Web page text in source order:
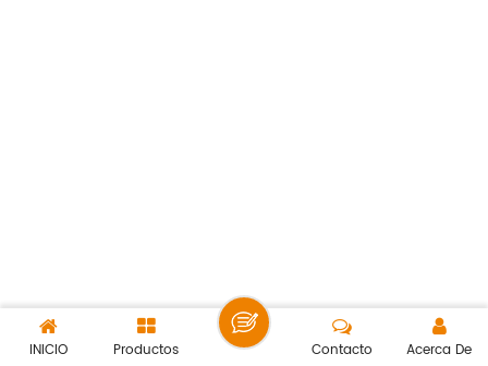
INICIO Productos Acerca De
Contacto